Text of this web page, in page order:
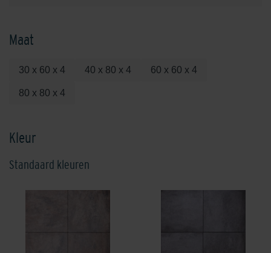
Maat
30 x 60 x 4 40 x 80 x 4 60 x 60 x 4
80 x 80 x 4
Kleur
Standaard kleuren